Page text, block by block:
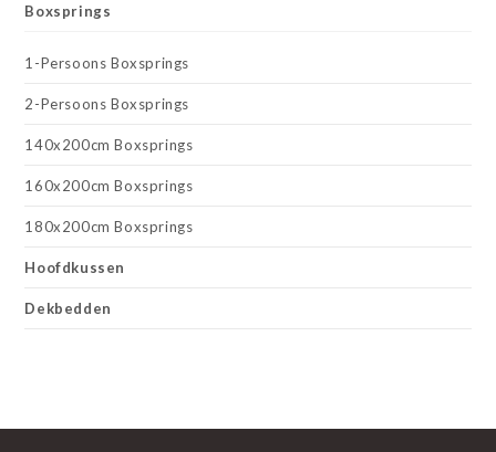
Boxsprings
1-Persoons Boxsprings
2-Persoons Boxsprings
140x200cm Boxsprings
160x200cm Boxsprings
180x200cm Boxsprings
Hoofdkussen
Dekbedden